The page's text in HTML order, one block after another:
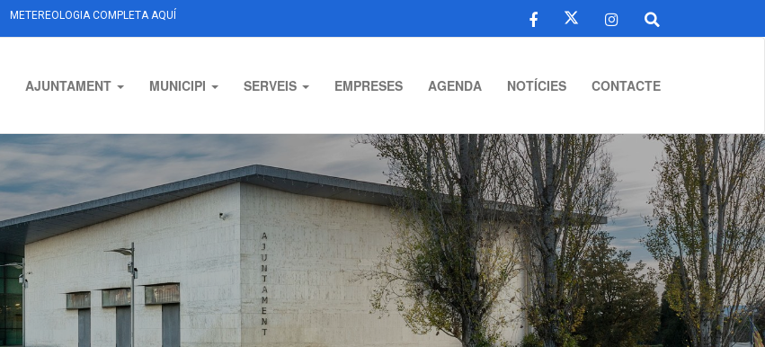
METEREOLOGIA COMPLETA AQUÍ
AJUNTAMENT MUNICIPI SERVEIS EMPRESES AGENDA NOTÍCIES CONTACTE